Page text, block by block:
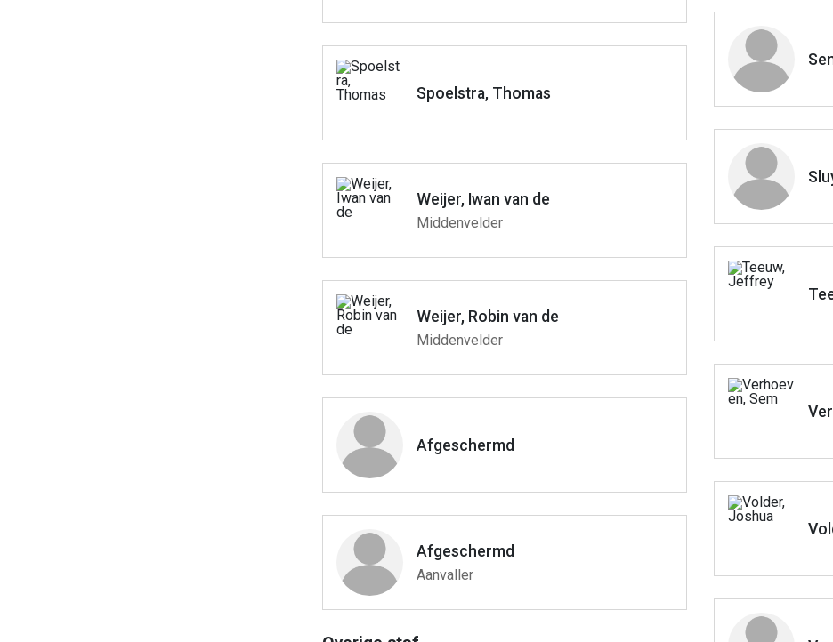
Spoelstra, Thomas
Weijer, Iwan van de
Middenvelder
Weijer, Robin van de
Middenvelder
Afgeschermd
Afgeschermd
Aanvaller